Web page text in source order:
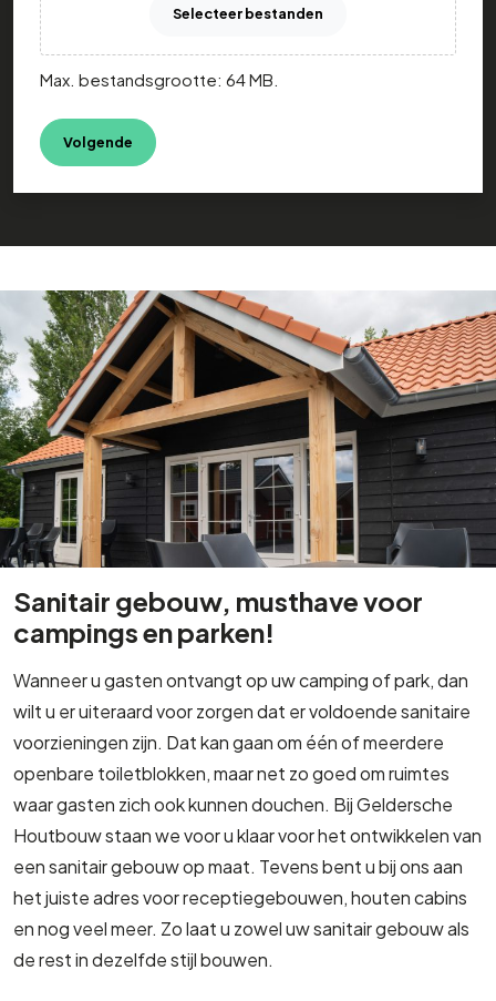
Selecteer bestanden
Max. bestandsgrootte: 64 MB.
Sanitair gebouw, musthave voor
campings en parken!
Wanneer u gasten ontvangt op uw camping of park, dan
wilt u er uiteraard voor zorgen dat er voldoende sanitaire
voorzieningen zijn. Dat kan gaan om één of meerdere
openbare toiletblokken, maar net zo goed om ruimtes
waar gasten zich ook kunnen douchen. Bij Geldersche
Houtbouw staan we voor u klaar voor het ontwikkelen van
een sanitair gebouw op maat. Tevens bent u bij ons aan
het juiste adres voor receptiegebouwen, houten cabins
en nog veel meer. Zo laat u zowel uw sanitair gebouw als
de rest in dezelfde stijl bouwen.